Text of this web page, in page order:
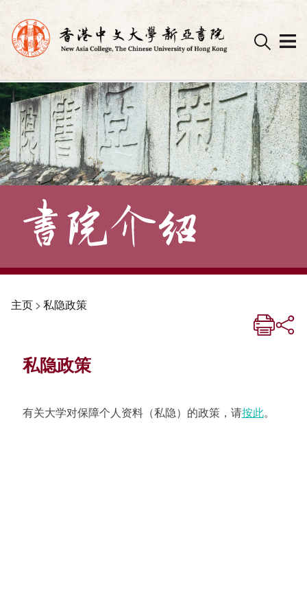
Skip
to
content
主页> 私隐政策
私隐政策
有关大学对保障个人资料（私隐）的政策，请按此。